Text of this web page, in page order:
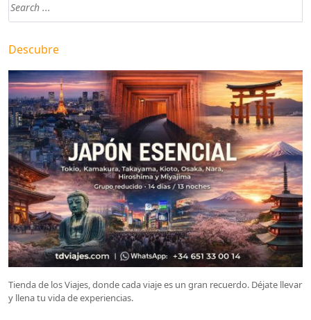
Descubre
Tienda de los Viajes, donde cada viaje es un gran recuerdo. Déjate llevar
y llena tu vida de experiencias.